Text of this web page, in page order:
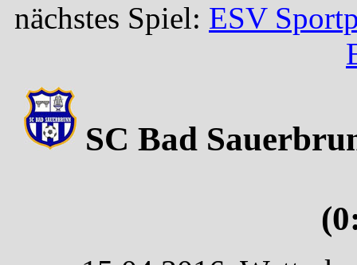
nächstes Spiel: ESV
SC Bad